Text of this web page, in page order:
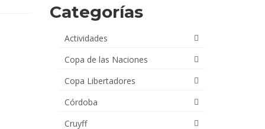
Categorías
Actividades
Copa de las Naciones
Copa Libertadores
Córdoba
Cruyff